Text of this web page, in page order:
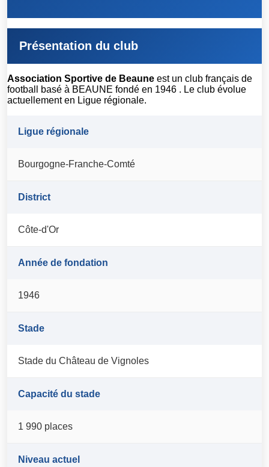
Présentation du club
Association Sportive de Beaune est un club français de
football basé à BEAUNE fondé en 1946 . Le club évolue
actuellement en Ligue régionale.
Ligue régionale
Bourgogne-Franche-Comté
District
Côte-d'Or
Année de fondation
1946
Stade
Stade du Château de Vignoles
Capacité du stade
1 990 places
Niveau actuel